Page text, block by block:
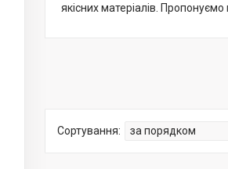
якісних матеріалів.